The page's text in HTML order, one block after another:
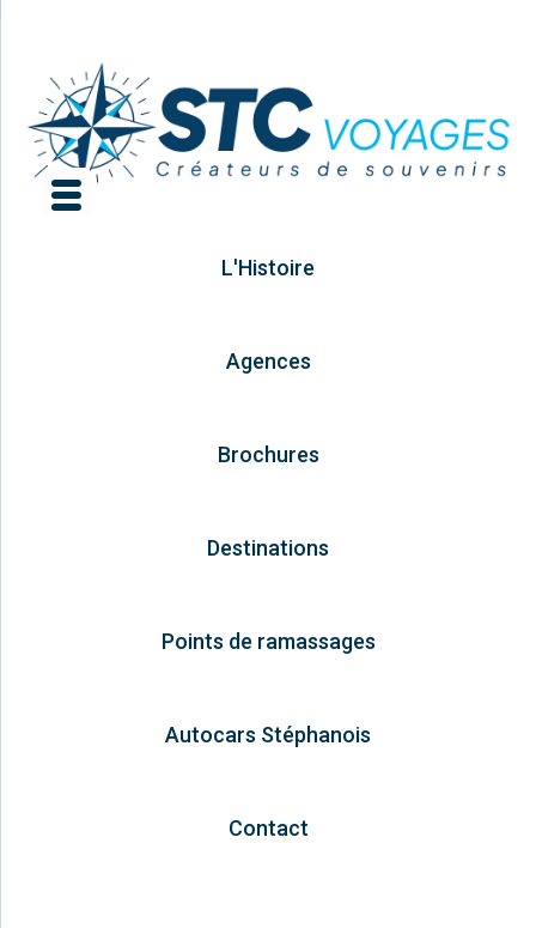
L'Histoire
Agences
Brochures
Destinations
Points de ramassages
Autocars Stéphanois
Contact